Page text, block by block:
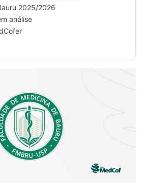
2025/2026
análise